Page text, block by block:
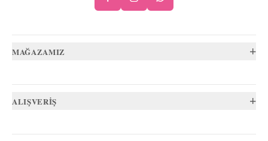
MAĞAZAMIZ +
ALIŞVERİŞ +